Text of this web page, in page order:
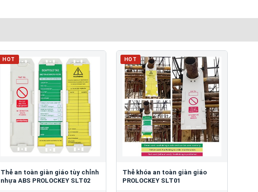
HOT
Thẻ an toàn giàn giáo tùy chỉnh
nhựa ABS PROLOCKEY SLT02
HOT
Thẻ khóa an toàn giàn giáo
PROLOCKEY SLT01